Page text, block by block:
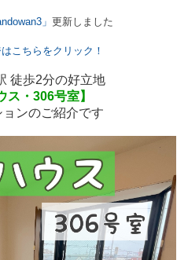
」 更新しました
こちらをクリック！
徒歩2分の好立地
ス・306号室】
ンのご紹介です